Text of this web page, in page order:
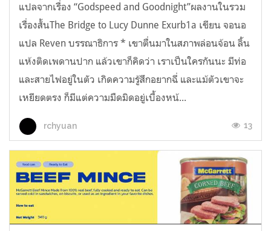
แปลจากเรื่อง “Godspeed and Goodnight”ผลงานในรวม
เรื่องสั้นThe Bridge to Lucy Dunne Exurb1a เขียน จอนอ
แปล Reven บรรณาธิการ * เขาตื่นมาในสภาพล่อนจ้อน ลิ้น
แห้งติดเพดานปาก แล้วเขาก็คิดว่า เราเป็นใครกันนะ มีท่อ
และสายไฟอยู่ในตัว เกิดความรู้สึกอยากฉี่ และแม้ตัวเขาจะ
เหยียดตรง ก็มีแต่ความมืดมิดอยู่เบื้องหน้...
rchyuan 13